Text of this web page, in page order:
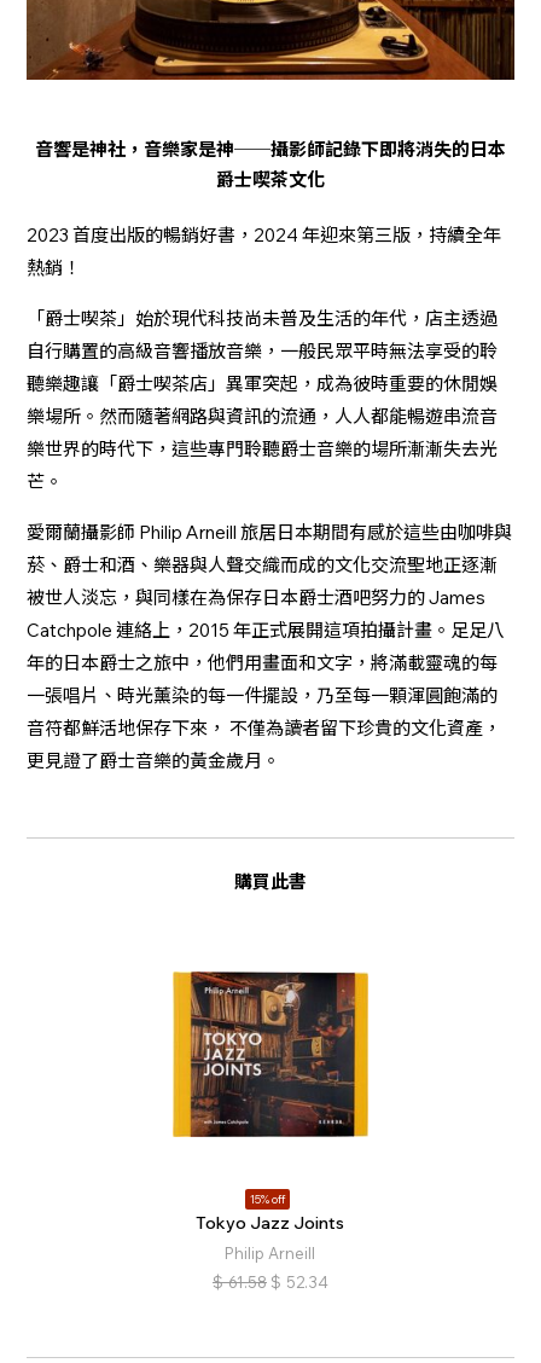
音響是神社，音樂家是神──攝影師記錄下即將消失的日本
爵士喫茶文化
2023 首度出版的暢銷好書，2024 年迎來第三版，持續全年
熱銷！
「爵士喫茶」始於現代科技尚未普及生活的年代，店主透過
自行購置的高級音響播放音樂，一般民眾平時無法享受的聆
聽樂趣讓「爵士喫茶店」異軍突起，成為彼時重要的休閒娛
樂場所。然而隨著網路與資訊的流通，人人都能暢遊串流音
樂世界的時代下，這些專門聆聽爵士音樂的場所漸漸失去光
芒。
愛爾蘭攝影師 Philip Arneill 旅居日本期間有感於這些由咖啡與
菸、爵士和酒、樂器與人聲交織而成的文化交流聖地正逐漸
被世人淡忘，與同樣在為保存日本爵士酒吧努力的 James
Catchpole 連絡上，2015 年正式展開這項拍攝計畫。足足八
年的日本爵士之旅中，他們用畫面和文字，將滿載靈魂的每
一張唱片、時光薰染的每一件擺設，乃至每一顆渾圓飽滿的
音符都鮮活地保存下來， 不僅為讀者留下珍貴的文化資產，
更見證了爵士音樂的黃金歲月。
購買此書
15% off
Tokyo Jazz Joints
Philip Arneill
$ 61.58 $ 52.34